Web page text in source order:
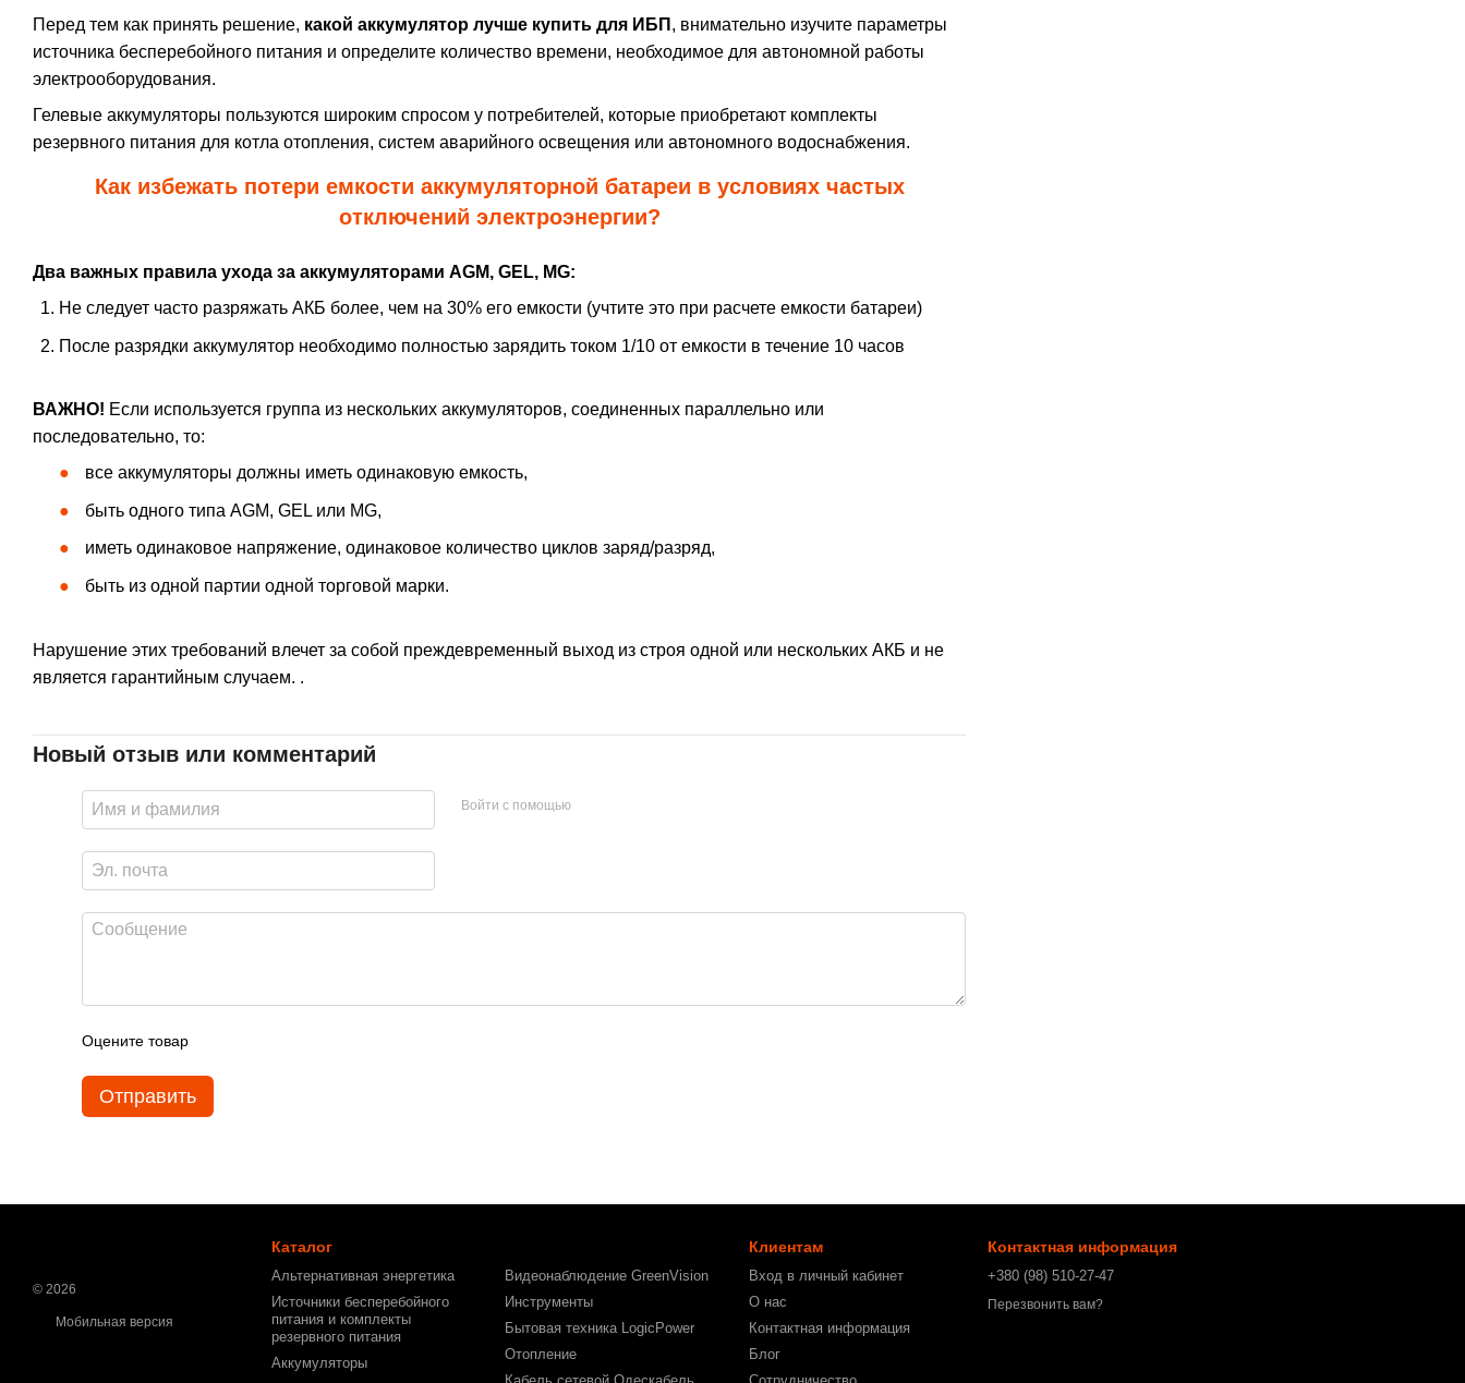
Перед тем как принять решение, какой аккумулятор лучше купить для ИБП , внимательно изучите параметры
источника бесперебойного питания и определите количество времени, необходимое для автономной работы
электрооборудования.
Гелевые аккумуляторы пользуются широким спросом у потребителей, которые приобретают комплекты
резервного питания для котла отопления, систем аварийного освещения или автономного водоснабжения.
Как избежать потери емкости аккумуляторной батареи в условиях частых
отключений электроэнергии?
Два важных правила ухода за аккумуляторами AGM, GEL, MG:
Не следует часто разряжать АКБ более, чем на 30% его емкости (учтите это при расчете емкости батареи)
После разрядки аккумулятор необходимо полностью зарядить током 1/10 от емкости в течение 10 часов
ВАЖНО! Если используется группа из нескольких аккумуляторов, соединенных параллельно или
последовательно, то:
все аккумуляторы должны иметь одинаковую емкость,
быть одного типа AGM, GEL или MG,
иметь одинаковое напряжение, одинаковое количество циклов заряд/разряд,
быть из одной партии одной торговой марки.
Нарушение этих требований влечет за собой преждевременный выход из строя одной или нескольких АКБ и не
является гарантийным случаем. .
Новый отзыв или комментарий
Войти с помощью
Оцените товар
Отправить
© 2026
Мобильная версия
Каталог
Альтернативная энергетика
Источники бесперебойного
питания и комплекты
резервного питания
Аккумуляторы
Видеонаблюдение GreenVision
Инструменты
Бытовая техника LogicPower
Отопление
Клиентам
Вход в личный кабинет
О нас
Контактная информация
Блог
Контактная информация
+380 (98) 510-27-47
Перезвонить вам?